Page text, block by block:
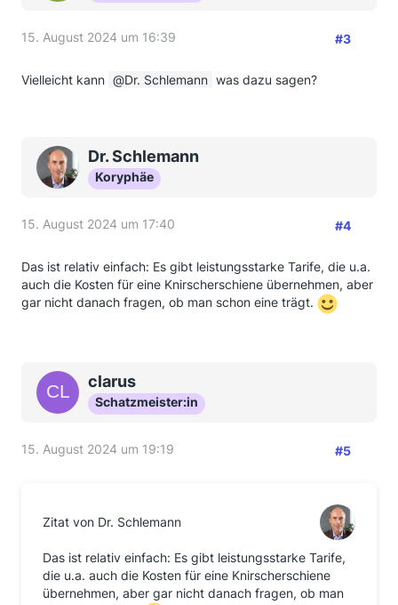
15. August 2024 um 16:39 #3
Vielleicht kann Dr. Schlemann was dazu sagen?
Dr. Schlemann
Koryphäe
15. August 2024 um 17:40 #4
Das ist relativ einfach: Es gibt leistungsstarke Tarife, die u.a.
auch die Kosten für eine Knirscherschiene übernehmen, aber
gar nicht danach fragen, ob man schon eine trägt.
clarus
Schatzmeister:in
15. August 2024 um 19:19 #5
Zitat von Dr. Schlemann
Das ist relativ einfach: Es gibt leistungsstarke Tarife,
die u.a. auch die Kosten für eine Knirscherschiene
übernehmen, aber gar nicht danach fragen, ob man